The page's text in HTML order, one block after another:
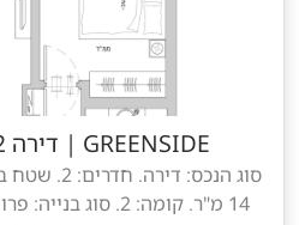
GREENSIDE
| דירה 2 חדרים בבת ים
14 מ"ר. קומה: 2.